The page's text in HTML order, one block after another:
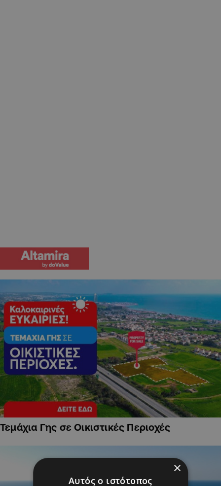
Τεμάχια Γης σε Οικιστικές Περιοχές
×
Αυτός ο ιστότοπος